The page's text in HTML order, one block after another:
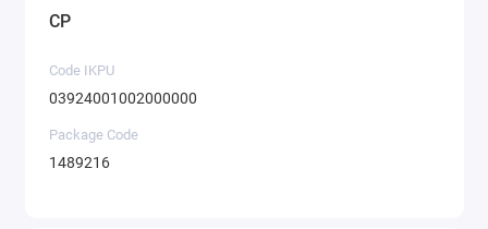
CP
Code IKPU
03924001002000000
Package Code
1489216